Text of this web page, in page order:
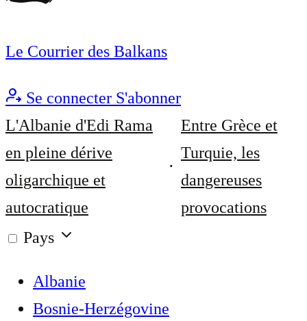
Le Courrier des Balkans
Se connecter S'abonner
L'Albanie d'Edi Rama
en pleine dérive
oligarchique et
autocratique
Entre Grèce et
Turquie, les
dangereuses
provocations
Pays
Albanie
Bosnie-Herzégovine